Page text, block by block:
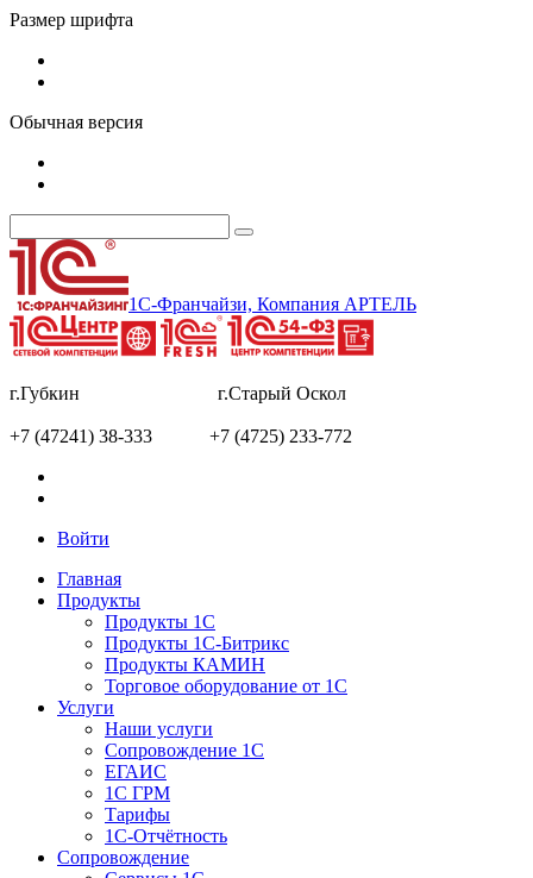
Размер шрифта
Обычная версия
1С-Франчайзи, Компания АРТЕЛЬ
г.Губкин г.Старый Оскол
+7 (47241) 38-333 +7 (4725) 233-772
Войти
Главная
Продукты
Продукты 1С
Продукты 1С-Битрикс
Продукты КАМИН
Торговое оборудование от 1С
Услуги
Наши услуги
Сопровождение 1С
ЕГАИС
1С ГРМ
Тарифы
1С-Отчётность
Сопровождение